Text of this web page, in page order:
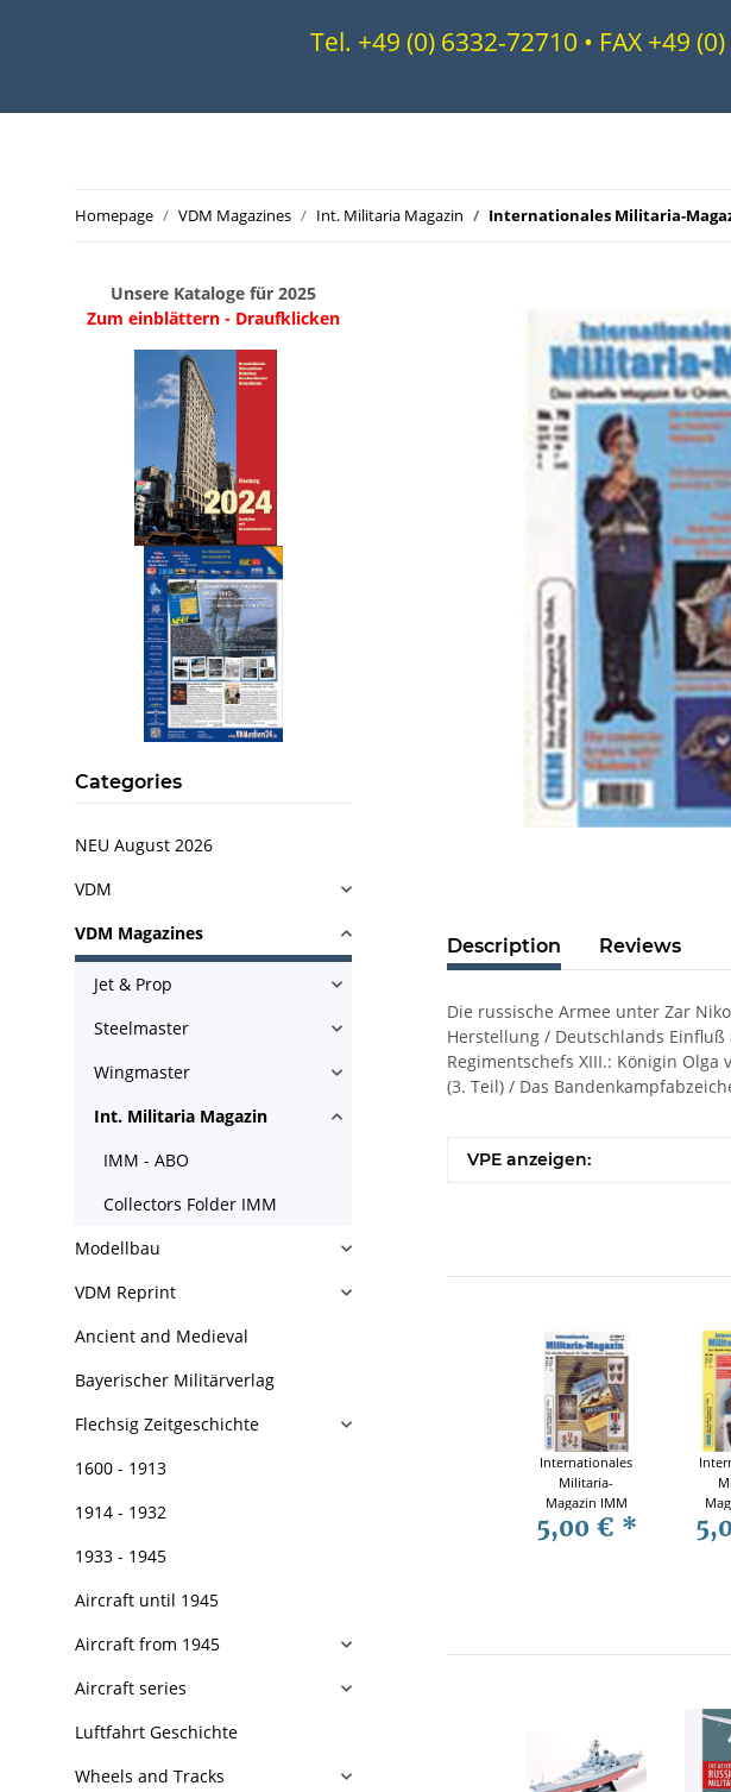
Tel. +49 (0) 6332-72710 • FAX +49
Homepage VDM Magazines Int. Militaria Magazin Internationales Militaria-
Description Reviews
Die russische Armee unter Zar
Herstellung / Deutschlands
Regimentschefs XIII.: Königin
(3. Teil) / Das
VPE anzeigen:
Internationales
Militaria-
Magazin IMM
Nr. 86
5,00 € *
Unsere Kataloge für 2025
Zum einblättern - Draufklicken
Categories
NEU August 2026
VDM
VDM Magazines
Jet & Prop
Steelmaster
Wingmaster
Int. Militaria Magazin
IMM - ABO
Collectors Folder IMM
Modellbau
VDM Reprint
Ancient and Medieval
Bayerischer Militärverlag
Flechsig Zeitgeschichte
1600 - 1913
1914 - 1932
1933 - 1945
Aircraft until 1945
Aircraft from 1945
Aircraft series
Luftfahrt Geschichte
Wheels and Tracks